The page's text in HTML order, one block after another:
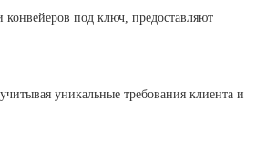
под ключ, предоставляют
уникальные требования клиента и